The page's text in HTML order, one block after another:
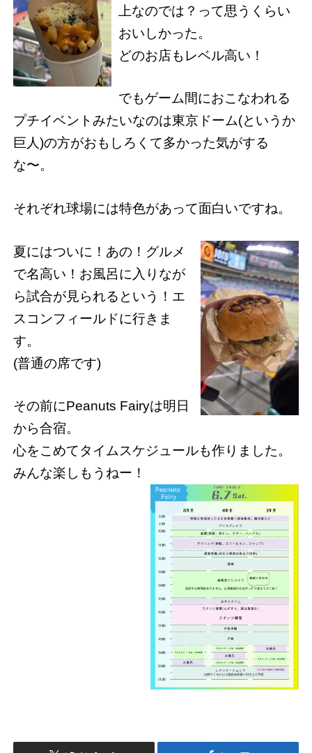
上なのでは？って思うくらい
おいしかった。
どのお店もレベル高い！
でもゲーム間におこなわれる
プチイベントみたいなのは東京ドーム(というか
巨人)の方がおもしろくて多かった気がする
な〜。
それぞれ球場には特色があって面白いですね。
夏にはついに！あの！グルメ
で名高い！お風呂に入りなが
ら試合が見られるという！エ
スコンフィールドに行きま
す。
(普通の席です)
その前にPeanuts Fairyは明日
から合宿。
心をこめてタイムスケジュールも作りました。
みんな楽しもうねー！